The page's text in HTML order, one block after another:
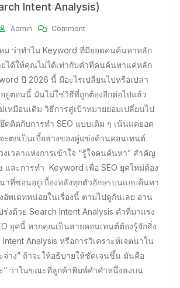
Intent Analysis)
Admin CommentOn
วิเคราะห์
และ
หา
Keyword
เพื่อ
ยอด
ขาย
(Search
Intent
Analysis)
ม ว่าทำไม Keyword ที่มียอดคนค้นหาหลัก
ได้ให้คุณไม่ได้เท่ากับคำที่คนค้นหาแค่หลัก
ปี 2026 นี้ มีอะไรเปลี่ยนไปหรือเปล่า
ยู่ตอนนี้ มันไม่ใช่วิธีที่ถูกต้องอีกต่อไปแล้ว
เหมือนเดิม วิธีการสู่เป้าหมายย่อมเปลี่ยนไป
ดติดกับการทำ SEO แบบเดิม ๆ เน้นแค่ยอด
ะตกเป็นเบี้ยล่างของคู่แข่งด้านคอนเทนต์
เวลาแห่งการเข้าใจ “รู้ใจคนค้นหา” สำคัญ
และการทำ Keyword เพื่อ SEO ยุคใหม่ต้อง
าที่ซ่อนอยู่เบื้องหลังทุกตัวอักษรบนแถบค้นหา
พเดทหน่อยในเรื่องนี้ ตามไปดูกันเลย อ่าน
งด้วย Search Intent Analysis คำที่มาแรง
ยุคนี้ หากคุณเป็นสายคอนเทนต์ต้องรู้จักสิ่ง
Intent Analysis หรือการวิเคราะห์เจตนาใน
จ่าง” ถ้าจะให้อธิบายให้ชัดเจนขึ้น มันคือ
” ว่าในขณะที่ลูกค้าพิมพ์คำคำหนึ่งลงบน